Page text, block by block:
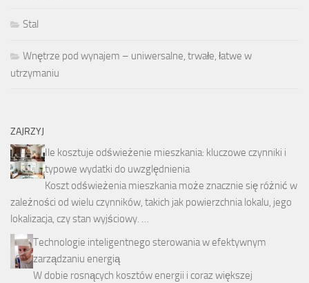
Stal
Wnętrze pod wynajem – uniwersalne, trwałe, łatwe w
utrzymaniu
ZAJRZYJ
Ile kosztuje odświeżenie mieszkania: kluczowe czynniki i
typowe wydatki do uwzględnienia
Koszt odświeżenia mieszkania może znacznie się różnić w
zależności od wielu czynników, takich jak powierzchnia lokalu, jego
lokalizacja, czy stan wyjściowy. …
Technologie inteligentnego sterowania w efektywnym
zarządzaniu energią
W dobie rosnących kosztów energii i coraz większej